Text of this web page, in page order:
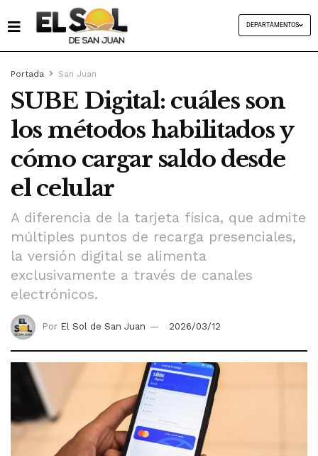
DEPARTAMENTOS
Portada San Juan
SUBE Digital: cuáles son
los métodos habilitados y
cómo cargar saldo desde
el celular
A diferencia de la tarjeta física, que admite
múltiples puntos de recarga presenciales,
la versión digital se alimenta
exclusivamente a través de canales
electrónicos.
Por El Sol de San Juan 2026/03/12